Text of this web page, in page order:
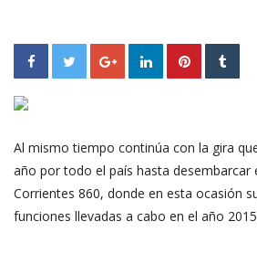
Al mismo tiempo continúa con la gira
año por todo el país hasta desembarcar
Corrientes 860, donde en esta ocasión
funciones llevadas a cabo en el año